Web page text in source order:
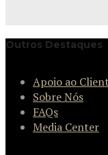
Outros Destaques
Apoio ao
Sobre Nós
FAQs
Media Center